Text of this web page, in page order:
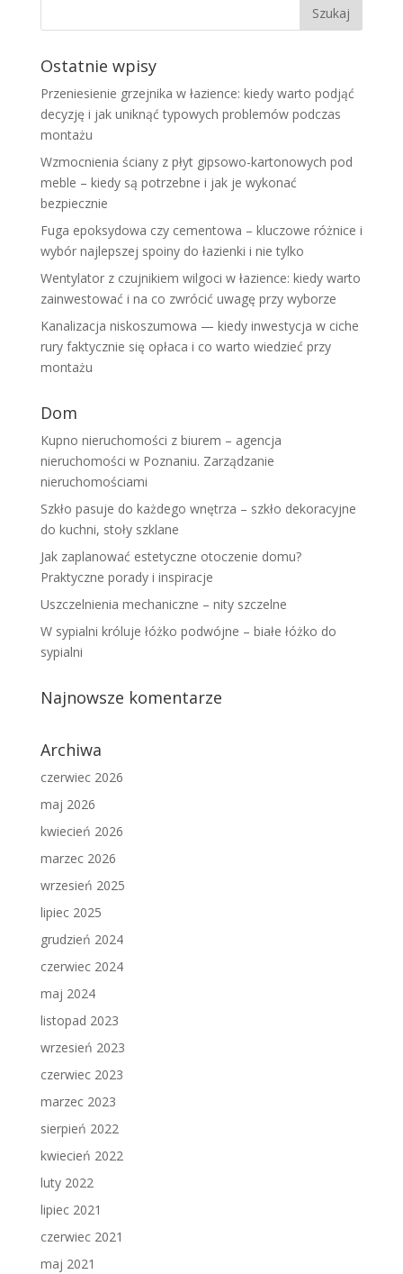
Ostatnie wpisy
Przeniesienie grzejnika w łazience: kiedy warto podjąć
decyzję i jak uniknąć typowych problemów podczas
montażu
Wzmocnienia ściany z płyt gipsowo-kartonowych pod
meble – kiedy są potrzebne i jak je wykonać
bezpiecznie
Fuga epoksydowa czy cementowa – kluczowe różnice i
wybór najlepszej spoiny do łazienki i nie tylko
Wentylator z czujnikiem wilgoci w łazience: kiedy warto
zainwestować i na co zwrócić uwagę przy wyborze
Kanalizacja niskoszumowa — kiedy inwestycja w ciche
rury faktycznie się opłaca i co warto wiedzieć przy
montażu
Dom
Kupno nieruchomości z biurem – agencja
nieruchomości w Poznaniu. Zarządzanie
nieruchomościami
Szkło pasuje do każdego wnętrza – szkło dekoracyjne
do kuchni, stoły szklane
Jak zaplanować estetyczne otoczenie domu?
Praktyczne porady i inspiracje
Uszczelnienia mechaniczne – nity szczelne
W sypialni króluje łóżko podwójne – białe łóżko do
sypialni
Najnowsze komentarze
Archiwa
czerwiec 2026
maj 2026
kwiecień 2026
marzec 2026
wrzesień 2025
lipiec 2025
grudzień 2024
czerwiec 2024
maj 2024
listopad 2023
wrzesień 2023
czerwiec 2023
marzec 2023
sierpień 2022
kwiecień 2022
luty 2022
lipiec 2021
czerwiec 2021
maj 2021